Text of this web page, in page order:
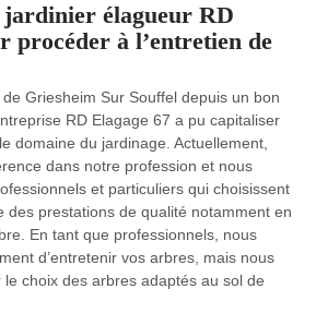
jardinier élagueur RD
procéder à l’entretien de
Griesheim Sur Souffel depuis un bon
RD Elagage 67 a pu capitaliser
domaine du jardinage. Actuellement,
dans notre profession et nous
et particuliers qui choisissent
des prestations de qualité notamment en
En tant que professionnels, nous
d’entretenir vos arbres, mais nous
choix des arbres adaptés au sol de